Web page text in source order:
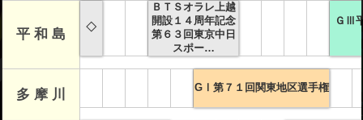
平 和 島 ◇
ＢＴＳオラレ上越
開設１４周年記念
第６３回東京中日
スポー…
ＧⅢ
多 摩 川 GⅠ第７１回関東地区選手権